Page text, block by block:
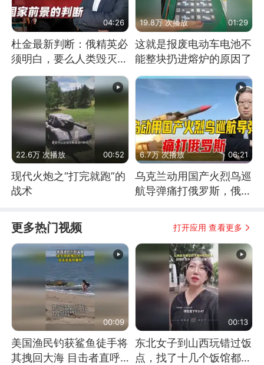
04:26
杜金最新判断：俄精英必
须明白，要么人类毁灭，
要么俄毁灭
19.8万 次播放 01:29
这就是报废电动车电池不
能整块扔进熔炉的原因了
22.6万 次播放 00:52
现代火炮之“打完就跑”的
战术
6.7万 次播放 06:21
乌克兰动用国产火烈鸟巡
航导弹痛打俄罗斯，俄军
更多热门视频 打开应用 查看更多
00:09
美国渔民钓获鲨鱼徒手将
其拽回大海 目击者直呼
00:13
东北女子到山西玩错过饭
点，找了十几个饭馆都没